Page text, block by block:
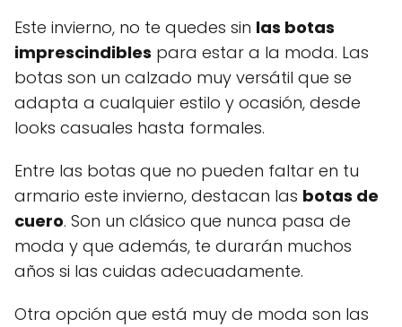
Este invierno, no te quedes sin las botas
imprescindibles para estar a la moda. Las
botas son un calzado muy versátil que se
adapta a cualquier estilo y ocasión, desde
looks casuales hasta formales.
Entre las botas que no pueden faltar en tu
armario este invierno, destacan las botas de
cuero. Son un clásico que nunca pasa de
moda y que además, te durarán muchos
años si las cuidas adecuadamente.
Otra opción que está muy de moda son las